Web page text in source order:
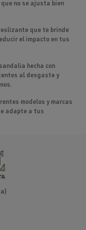
no se ajusta bien
que te brinde
el impacto en tus
hecha con
al desgaste y
modelos y marcas
adapte a tus